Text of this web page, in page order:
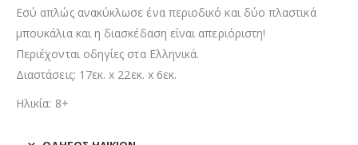
Εσύ απλώς ανακύκλωσε ένα περιοδικό και δύο πλαστικά
μπουκάλια και η διασκέδαση είναι απεριόριστη!
Περιέχονται οδηγίες στα Ελληνικά.
Διαστάσεις: 17εκ. x 22εκ. x 6εκ.
Ηλικία: 8+